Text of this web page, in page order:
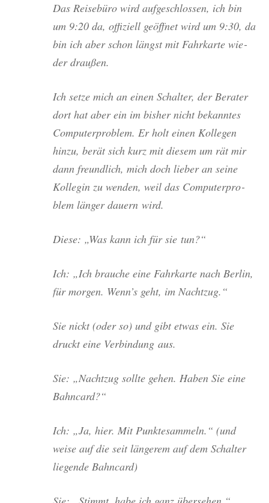
Das Rei­se­bü­ro wird auf­ge­schlos­sen, ich bin
um 9:20 da, offi­zi­ell geöff­net wird um 9:30, da
bin ich aber schon längst mit Fahr­kar­te wie­
der draußen.
Ich set­ze mich an einen Schal­ter, der Bera­ter
dort hat aber ein im bis­her nicht bekann­tes
Com­pu­ter­pro­blem. Er holt einen Kol­le­gen
hin­zu, berät sich kurz mit die­sem um rät mir
dann freund­lich, mich doch lie­ber an sei­ne
Kol­le­gin zu wen­den, weil das Com­pu­ter­pro­
blem län­ger dau­ern wird.
Die­se: „Was kann ich für sie tun?“
Ich: „Ich brau­che eine Fahr­kar­te nach Ber­lin,
für mor­gen. Wenn’s geht, im Nachtzug.“
Sie nickt (oder so) und gibt etwas ein. Sie
druckt eine Ver­bin­dung aus.
Sie: „Nacht­zug soll­te gehen. Haben Sie eine
Bahncard?“
Ich: „Ja, hier. Mit Punk­te­sam­meln.“ (und
wei­se auf die seit län­ge­rem auf dem Schal­ter
lie­gen­de Bahncard)